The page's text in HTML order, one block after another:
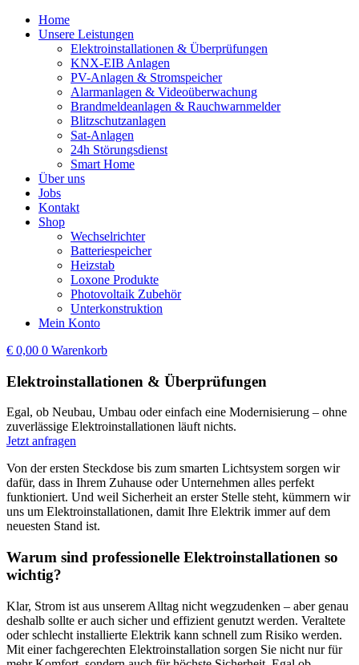
Home
Unsere Leistungen
Elektroinstallationen & Überprüfungen
KNX-EIB Anlagen
PV-Anlagen & Stromspeicher
Alarmanlagen & Videoüberwachung
Brandmeldeanlagen & Rauchwarnmelder
Blitzschutzanlagen
Sat-Anlagen
24h Störungsdienst
Smart Home
Über uns
Jobs
Kontakt
Shop
Wechselrichter
Batteriespeicher
Heizstab
Loxone Produkte
Photovoltaik Zubehör
Unterkonstruktion
Mein Konto
€ 0,00 0 Warenkorb
Elektroinstallationen & Überprüfungen
Egal, ob Neubau, Umbau oder einfach eine Modernisierung – ohne
zuverlässige Elektroinstallationen läuft nichts.
Jetzt anfragen
Von der ersten Steckdose bis zum smarten Lichtsystem sorgen wir
dafür, dass in Ihrem Zuhause oder Unternehmen alles perfekt
funktioniert. Und weil Sicherheit an erster Stelle steht, kümmern wir
uns um Elektroinstallationen, damit Ihre Elektrik immer auf dem
neuesten Stand ist.
Warum sind professionelle Elektroinstallationen so
wichtig?
Klar, Strom ist aus unserem Alltag nicht wegzudenken – aber genau
deshalb sollte er auch sicher und effizient genutzt werden. Veraltete
oder schlecht installierte Elektrik kann schnell zum Risiko werden.
Mit einer fachgerechten Elektroinstallation sorgen Sie nicht nur für